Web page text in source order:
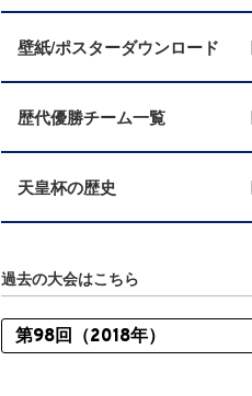
壁紙/ポスターダウンロード
歴代優勝チーム一覧
天皇杯の歴史
過去の大会はこちら